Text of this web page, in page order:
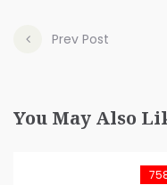
Prev Post
You May Also